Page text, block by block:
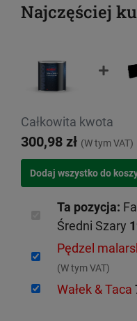
Najczęściej
Całkowita kwota
300,98 zł (W tym VAT)
Ta pozycja:
Średni Szary
Pędzel
(W tym VAT)
Wałek & Taca